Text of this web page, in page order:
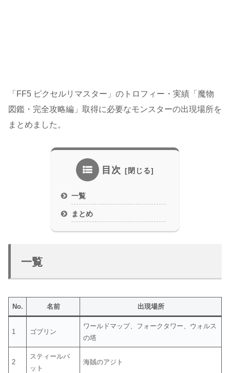
「FF5 ピクセルリマスター」のトロフィー・実績「魔物
図鑑・完全攻略編」取得に必要なモンスターの出現場所を
まとめました。
目次
一覧
まとめ
一覧
No. 名前 出現場所
1 ゴブリン
ワールドマップ、フォークタワー、ウォルス
の塔
2
スティールバ
ット
海賊のアジト